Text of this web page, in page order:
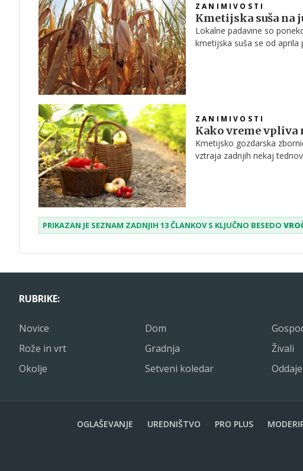
ZANIMIVOSTI
Kmetijska suša na
Lokalne padavine so
kmetijska suša se od
ZANIMIVOSTI
Kako vreme vpliva
Kmetijsko gozdarska
vztraja zadnjih nekaj
PRIKAZAN JE SEZNAM ZADNJIH 13 ČLANKOV S KLJUČNO BESEDO
RUBRIKE:
Novice Dom
Rože in vrt
Gradnja
Živali
Okolje
Setveni koledar Oddaje
OGLAŠEVANJE UREDNIŠTVO PRO PLUS